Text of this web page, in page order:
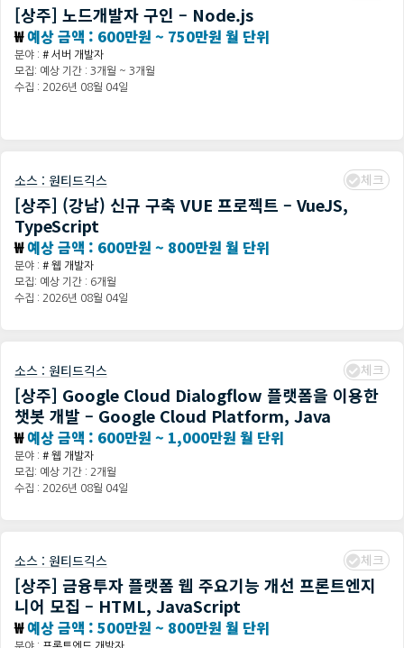
[상주] 노드개발자 구인 – Node.js
₩예상 금액 : 600만원 ~ 750만원 월 단위
분야 : # 서버 개발자
모집: 예상 기간 : 3개월 ~ 3개월
수집 : 2026년 08월 04일
소스 : 원티드긱스 체크
[상주] (강남) 신규 구축 VUE 프로젝트 – VueJS,
TypeScript
₩예상 금액 : 600만원 ~ 800만원 월 단위
분야 : # 웹 개발자
모집: 예상 기간 : 6개월
수집 : 2026년 08월 04일
소스 : 원티드긱스 체크
[상주] Google Cloud Dialogflow 플랫폼을 이용한
챗봇 개발 – Google Cloud Platform, Java
₩예상 금액 : 600만원 ~ 1,000만원 월 단위
분야 : # 웹 개발자
모집: 예상 기간 : 2개월
수집 : 2026년 08월 04일
소스 : 원티드긱스 체크
[상주] 금융투자 플랫폼 웹 주요기능 개선 프론트엔지
니어 모집 – HTML, JavaScript
₩예상 금액 : 500만원 ~ 800만원 월 단위